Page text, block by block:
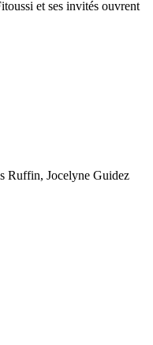
et ses invités ouvrent
Ruffin, Jocelyne Guidez